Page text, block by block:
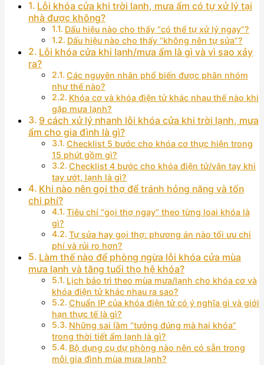
Lỗi khóa cửa khi trời lạnh, mưa ẩm có tự xử lý tại
nhà được không?
Dấu hiệu nào cho thấy “có thể tự xử lý ngay”?
Dấu hiệu nào cho thấy “không nên tự sửa”?
Lỗi khóa cửa khi lạnh/mưa ẩm là gì và vì sao xảy
ra?
Các nguyên nhân phổ biến được phân nhóm
như thế nào?
Khóa cơ và khóa điện tử khác nhau thế nào khi
gặp mưa lạnh?
9 cách xử lý nhanh lỗi khóa cửa khi trời lạnh, mưa
ẩm cho gia đình là gì?
Checklist 5 bước cho khóa cơ thực hiện trong
15 phút gồm gì?
Checklist 4 bước cho khóa điện tử/vân tay khi
tay ướt, lạnh là gì?
Khi nào nên gọi thợ để tránh hỏng nặng và tốn
chi phí?
Tiêu chí “gọi thợ ngay” theo từng loại khóa là
gì?
Tự sửa hay gọi thợ: phương án nào tối ưu chi
phí và rủi ro hơn?
Làm thế nào để phòng ngừa lỗi khóa cửa mùa
mưa lạnh và tăng tuổi thọ hệ khóa?
Lịch bảo trì theo mùa mưa/lạnh cho khóa cơ và
khóa điện tử khác nhau ra sao?
Chuẩn IP của khóa điện tử có ý nghĩa gì và giới
hạn thực tế là gì?
Những sai lầm “tưởng đúng mà hại khóa”
trong thời tiết ẩm lạnh là gì?
Bộ dụng cụ dự phòng nào nên có sẵn trong
mỗi gia đình mùa mưa lạnh?